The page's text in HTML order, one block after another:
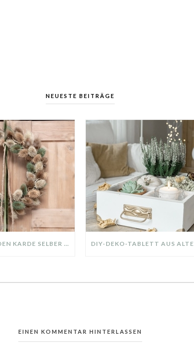
NEUESTE BEITRÄGE
KRANZ AUS WILDEN KARDE SELBER MACHEN: HERBSTDEKO GANZ EINFACH
EINEN KOMMENTAR HINTERLASSEN